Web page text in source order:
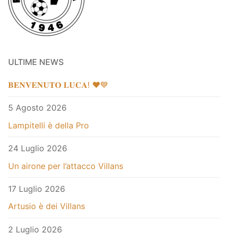
ULTIME NEWS
𝐁𝐄𝐍𝐕𝐄𝐍𝐔𝐓𝐎 𝐋𝐔𝐂𝐀! ❤️💙
5 Agosto 2026
Lampitelli è della Pro
24 Luglio 2026
Un airone per l’attacco Villans
17 Luglio 2026
Artusio è dei Villans
2 Luglio 2026